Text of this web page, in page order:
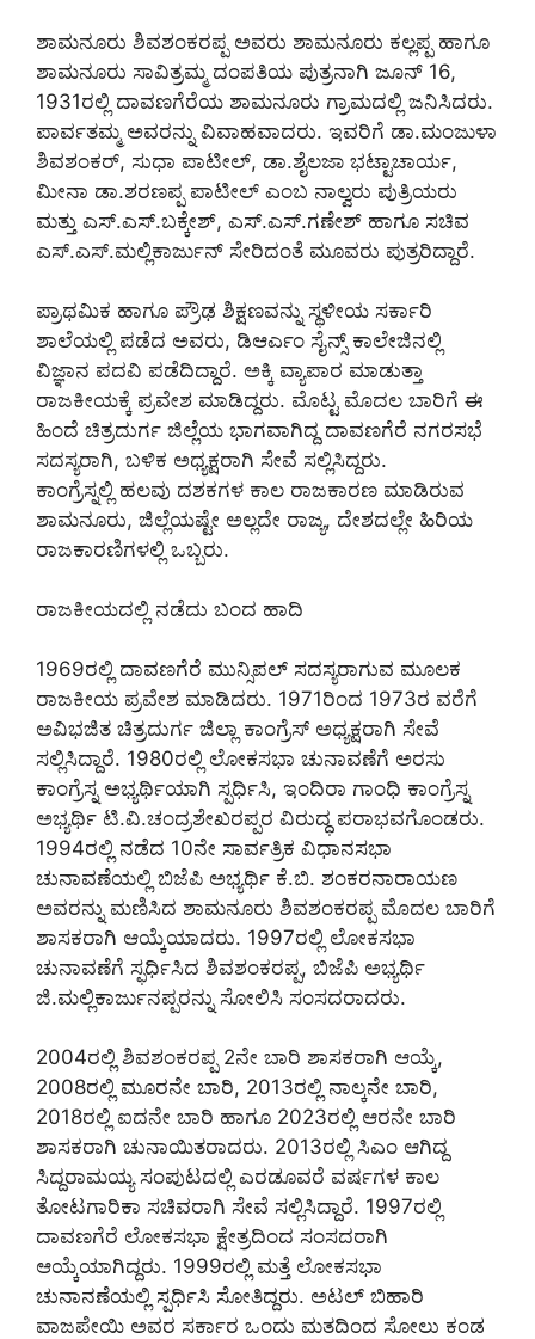
ಶಾಮನೂರು ಶಿವಶಂಕರಪ್ಪ ಅವರು ಶಾಮನೂರು ಕಲ್ಲಪ್ಪ ಹಾಗೂ
ಶಾಮನೂರು ಸಾವಿತ್ರಮ್ಮ ದಂಪತಿಯ ಪುತ್ರನಾಗಿ ಜೂನ್ 16,
1931ರಲ್ಲಿ ದಾವಣಗೆರೆಯ ಶಾಮನೂರು ಗ್ರಾಮದಲ್ಲಿ ಜನಿಸಿದರು.
ಪಾರ್ವತಮ್ಮ ಅವರನ್ನು ವಿವಾಹವಾದರು. ಇವರಿಗೆ ಡಾ.ಮಂಜುಳಾ
ಶಿವಶಂಕರ್, ಸುಧಾ ಪಾಟೀಲ್, ಡಾ.ಶೈಲಜಾ ಭಟ್ಟಾಚಾರ್ಯ,
ಮೀನಾ ಡಾ.ಶರಣಪ್ಪ ಪಾಟೀಲ್ ಎಂಬ ನಾಲ್ವರು ಪುತ್ರಿಯರು
ಮತ್ತು ಎಸ್.ಎಸ್.ಬಕ್ಕೇಶ್, ಎಸ್.ಎಸ್.ಗಣೇಶ್ ಹಾಗೂ ಸಚಿವ
ಎಸ್.ಎಸ್.ಮಲ್ಲಿಕಾರ್ಜುನ್ ಸೇರಿದಂತೆ ಮೂವರು ಪುತ್ರರಿದ್ದಾರೆ.
ಪ್ರಾಥಮಿಕ ಹಾಗೂ ಪ್ರೌಢ ಶಿಕ್ಷಣವನ್ನು ಸ್ಥಳೀಯ ಸರ್ಕಾರಿ
ಶಾಲೆಯಲ್ಲಿ ಪಡೆದ ಅವರು, ಡಿಆರ್ಎಂ ಸೈನ್ಸ್ ಕಾಲೇಜಿನಲ್ಲಿ
ವಿಜ್ಞಾನ ಪದವಿ ಪಡೆದಿದ್ದಾರೆ. ಅಕ್ಕಿ ವ್ಯಾಪಾರ ಮಾಡುತ್ತಾ
ರಾಜಕೀಯಕ್ಕೆ ಪ್ರವೇಶ ಮಾಡಿದ್ದರು. ಮೊಟ್ಟ ಮೊದಲ ಬಾರಿಗೆ ಈ
ಹಿಂದೆ ಚಿತ್ರದುರ್ಗ ಜಿಲ್ಲೆಯ ಭಾಗವಾಗಿದ್ದ ದಾವಣಗೆರೆ ನಗರಸಭೆ
ಸದಸ್ಯರಾಗಿ, ಬಳಿಕ ಅಧ್ಯಕ್ಷರಾಗಿ ಸೇವೆ ಸಲ್ಲಿಸಿದ್ದರು.
ಕಾಂಗ್ರೆಸ್ನಲ್ಲಿ ಹಲವು ದಶಕಗಳ ಕಾಲ ರಾಜಕಾರಣ ಮಾಡಿರುವ
ಶಾಮನೂರು, ಜಿಲ್ಲೆಯಷ್ಟೇ ಅಲ್ಲದೇ ರಾಜ್ಯ, ದೇಶದಲ್ಲೇ ಹಿರಿಯ
ರಾಜಕಾರಣಿಗಳಲ್ಲಿ ಒಬ್ಬರು.
ರಾಜಕೀಯದಲ್ಲಿ ನಡೆದು ಬಂದ ಹಾದಿ
1969ರಲ್ಲಿ ದಾವಣಗೆರೆ ಮುನ್ಸಿಪಲ್ ಸದಸ್ಯರಾಗುವ ಮೂಲಕ
ರಾಜಕೀಯ ಪ್ರವೇಶ ಮಾಡಿದರು. 1971ರಿಂದ 1973ರ ವರೆಗೆ
ಅವಿಭಜಿತ ಚಿತ್ರದುರ್ಗ ಜಿಲ್ಲಾ ಕಾಂಗ್ರೆಸ್ ಅಧ್ಯಕ್ಷರಾಗಿ ಸೇವೆ
ಸಲ್ಲಿಸಿದ್ದಾರೆ. 1980ರಲ್ಲಿ ಲೋಕಸಭಾ ಚುನಾವಣೆಗೆ ಅರಸು
ಕಾಂಗ್ರೆಸ್ನ ಅಭ್ಯರ್ಥಿಯಾಗಿ ಸ್ಪರ್ಧಿಸಿ, ಇಂದಿರಾ ಗಾಂಧಿ ಕಾಂಗ್ರೆಸ್ನ
ಅಭ್ಯರ್ಥಿ ಟಿ.ವಿ.ಚಂದ್ರಶೇಖರಪ್ಪರ ವಿರುದ್ಧ ಪರಾಭವಗೊಂಡರು.
1994ರಲ್ಲಿ ನಡೆದ 10ನೇ ಸಾರ್ವತ್ರಿಕ ವಿಧಾನಸಭಾ
ಚುನಾವಣೆಯಲ್ಲಿ ಬಿಜೆಪಿ ಅಭ್ಯರ್ಥಿ ಕೆ.ಬಿ. ಶಂಕರನಾರಾಯಣ
ಅವರನ್ನು ಮಣಿಸಿದ ಶಾಮನೂರು ಶಿವಶಂಕರಪ್ಪ ಮೊದಲ ಬಾರಿಗೆ
ಶಾಸಕರಾಗಿ ಆಯ್ಕೆಯಾದರು. 1997ರಲ್ಲಿ ಲೋಕಸಭಾ
ಚುನಾವಣೆಗೆ ಸ್ಫರ್ಧಿಸಿದ ಶಿವಶಂಕರಪ್ಪ, ಬಿಜೆಪಿ ಅಭ್ಯರ್ಥಿ
ಜಿ.ಮಲ್ಲಿಕಾರ್ಜುನಪ್ಪರನ್ನು ಸೋಲಿಸಿ ಸಂಸದರಾದರು.
2004ರಲ್ಲಿ ಶಿವಶಂಕರಪ್ಪ 2ನೇ ಬಾರಿ ಶಾಸಕರಾಗಿ ಆಯ್ಕೆ,
2008ರಲ್ಲಿ ಮೂರನೇ ಬಾರಿ, 2013ರಲ್ಲಿ ನಾಲ್ಕನೇ ಬಾರಿ,
2018ರಲ್ಲಿ ಐದನೇ ಬಾರಿ ಹಾಗೂ 2023ರಲ್ಲಿ ಆರನೇ ಬಾರಿ
ಶಾಸಕರಾಗಿ ಚುನಾಯಿತರಾದರು. 2013ರಲ್ಲಿ ಸಿಎಂ ಆಗಿದ್ದ
ಸಿದ್ದರಾಮಯ್ಯ ಸಂಪುಟದಲ್ಲಿ ಎರಡೂವರೆ ವರ್ಷಗಳ ಕಾಲ
ತೋಟಗಾರಿಕಾ ಸಚಿವರಾಗಿ ಸೇವೆ ಸಲ್ಲಿಸಿದ್ದಾರೆ. 1997ರಲ್ಲಿ
ದಾವಣಗೆರೆ ಲೋಕಸಭಾ ಕ್ಷೇತ್ರದಿಂದ ಸಂಸದರಾಗಿ
ಆಯ್ಕೆಯಾಗಿದ್ದರು. 1999ರಲ್ಲಿ ಮತ್ತೆ ಲೋಕಸಭಾ
ಚುನಾನಣೆಯಲ್ಲಿ ಸ್ಪರ್ಧಿಸಿ ಸೋತಿದ್ದರು. ಅಟಲ್ ಬಿಹಾರಿ
ವಾಜಪೇಯಿ ಅವರ ಸರ್ಕಾರ ಒಂದು ಮತದಿಂದ ಸೋಲು ಕಂಡ